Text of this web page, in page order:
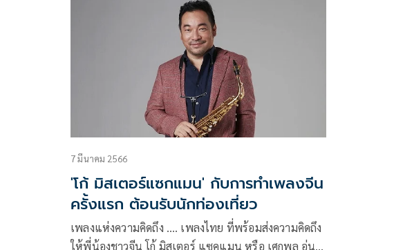
7 มีนาคม 2566
'โก้ มิสเตอร์แซกแมน' กับการทำเพลงจีน
ครั้งแรก ต้อนรับนักท่องเที่ยว
เพลงแห่งความคิดถึง …. เพลงไทย ที่พร้อมส่งความคิดถึง
ให้พี่น้องชาวจีน โก้ มิสเตอร์ แซคแมน หรือ เศกพล อุ่น